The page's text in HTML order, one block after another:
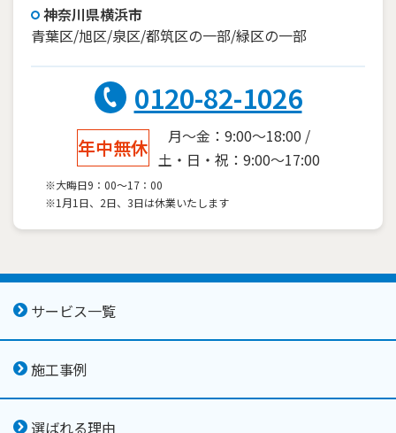
神奈川県横浜市
青葉区/旭区/泉区/都筑区の一部/緑区の一部
0120-82-1026
年中無休
月～金：9:00～18:00 /
土・日・祝：9:00～17:00
※大晦日9：00～17：00
※1月1日、2日、3日は休業いたします
サービス一覧
施工事例
選ばれる理由